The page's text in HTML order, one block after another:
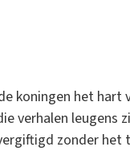
koningen het
verhalen leugens
zonder